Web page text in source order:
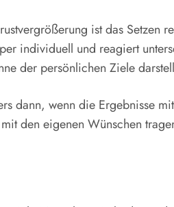
ist das Setzen
individuell und reagiert
der persönlichen Ziele
dann, wenn die Ergebnisse
den eigenen Wünschen